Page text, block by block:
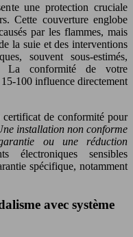
une protection cruciale
Cette couverture englobe
par les flammes, mais
la suie et des interventions
souvent sous-estimés,
La conformité de votre
100 influence directement
certificat de conformité pour
installation non conforme
ou une réduction
électroniques sensibles
spécifique, notamment
avec système